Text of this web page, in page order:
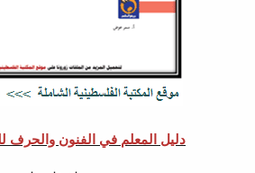
دليل المعلم في الفنون